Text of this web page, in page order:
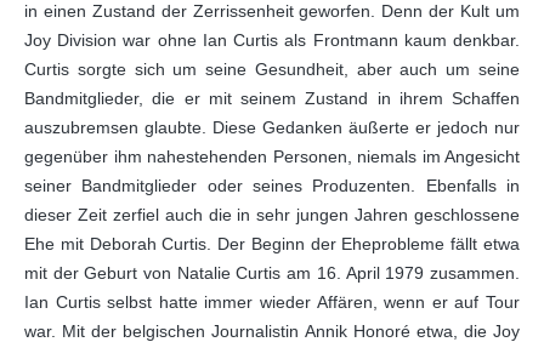
in einen Zustand der Zerrissenheit geworfen. Denn der Kult um
Joy Division war ohne Ian Curtis als Frontmann kaum denkbar.
Curtis sorgte sich um seine Gesundheit, aber auch um seine
Bandmitglieder, die er mit seinem Zustand in ihrem Schaffen
auszubremsen glaubte. Diese Gedanken äußerte er jedoch nur
gegenüber ihm nahestehenden Personen, niemals im Angesicht
seiner Bandmitglieder oder seines Produzenten. Ebenfalls in
dieser Zeit zerfiel auch die in sehr jungen Jahren geschlossene
Ehe mit Deborah Curtis. Der Beginn der Eheprobleme fällt etwa
mit der Geburt von Natalie Curtis am 16. April 1979 zusammen.
Ian Curtis selbst hatte immer wieder Affären, wenn er auf Tour
war. Mit der belgischen Journalistin Annik Honoré etwa, die Joy